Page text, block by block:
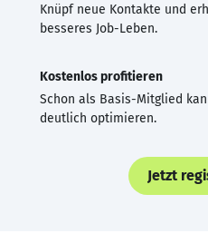
Knüpf neue Kontakte und
besseres Job-Leben.
Kostenlos profitieren
Schon als Basis-Mitglied
deutlich optimieren.
Jetzt